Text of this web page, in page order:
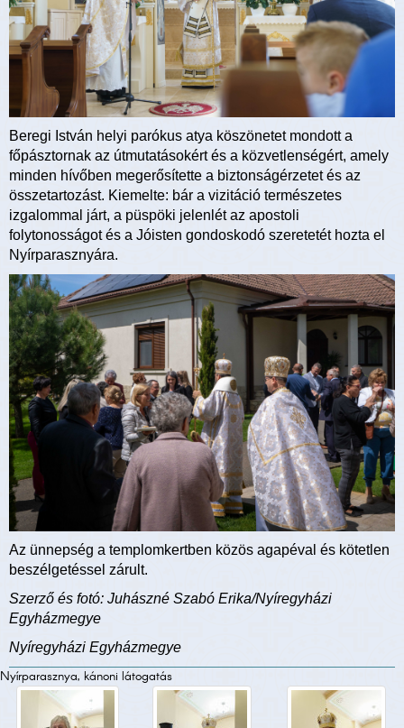
Beregi István helyi parókus atya köszönetet mondott a
főpásztornak az útmutatásokért és a közvetlenségért, amely
minden hívőben megerősítette a biztonságérzetet és az
összetartozást. Kiemelte: bár a vizitáció természetes
izgalommal járt, a püspöki jelenlét az apostoli
folytonosságot és a Jóisten gondoskodó szeretetét hozta el
Nyírparasznyára.
Az ünnepség a templomkertben közös agapéval és kötetlen
beszélgetéssel zárult.
Szerző és fotó: Juhászné Szabó Erika/Nyíregyházi
Egyházmegye
Nyíregyházi Egyházmegye
Nyírparasznya, kánoni látogatás